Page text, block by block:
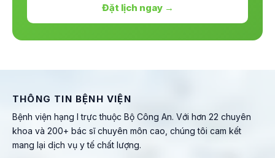
Đặt lịch ngay →
THÔNG TIN BỆNH VIỆN
Bệnh viện hạng I trực thuộc Bộ Công An. Với hơn 22 chuyên
khoa và 200+ bác sĩ chuyên môn cao, chúng tôi cam kết
mang lại dịch vụ y tế chất lượng.